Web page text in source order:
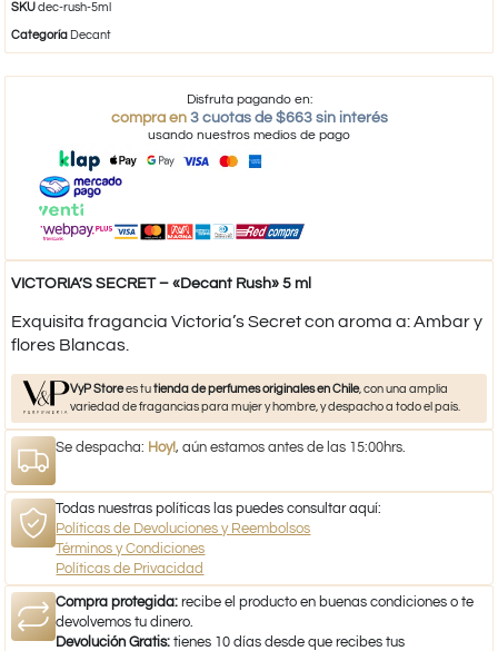
SKUdec-rush-5ml
Categoría Decant
Disfruta pagando en:
compra en 3 cuotas de $663 sin interés
usando nuestros medios de pago
VICTORIA’S SECRET – «Decant Rush» 5 ml
Exquisita fragancia Victoria’s Secret con aroma a: Ambar y
flores Blancas.
VyP Storees tutienda de perfumes originales en Chile, con una amplia
variedad de fragancias para mujer y hombre, y despacho a todo el país.
Se despacha: Hoy!, aún estamos antes de las 15:00hrs.
Todas nuestras políticas las puedes consultar aquí:
Políticas de Devoluciones y Reembolsos
Términos y Condiciones
Políticas de Privacidad
Compra protegida: recibe el producto en buenas condiciones o te
devolvemos tu dinero.
Devolución Gratis: tienes 10 días desde que recibes tus